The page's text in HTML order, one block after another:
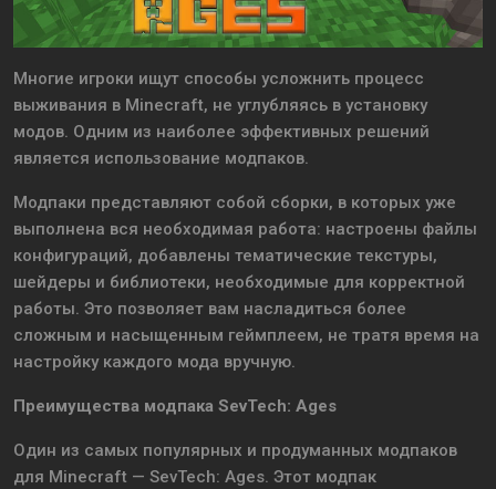
Многие игроки ищут способы усложнить процесс
выживания в Minecraft, не углубляясь в установку
модов. Одним из наиболее эффективных решений
является использование модпаков.
Модпаки представляют собой сборки, в которых уже
выполнена вся необходимая работа: настроены файлы
конфигураций, добавлены тематические текстуры,
шейдеры и библиотеки, необходимые для корректной
работы. Это позволяет вам насладиться более
сложным и насыщенным геймплеем, не тратя время на
настройку каждого мода вручную.
Преимущества модпака SevTech: Ages
Один из самых популярных и продуманных модпаков
для Minecraft — SevTech: Ages. Этот модпак